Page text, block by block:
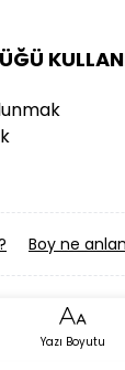
Boy ne
Yazı Boyutu